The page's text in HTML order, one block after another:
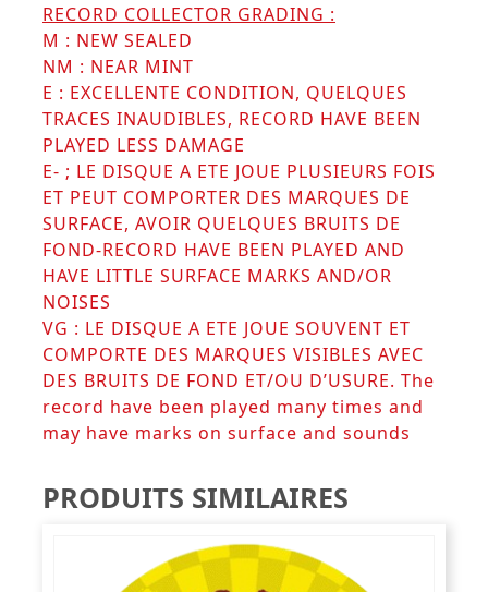
RECORD COLLECTOR GRADING :
M : NEW SEALED
NM : NEAR MINT
E : EXCELLENTE CONDITION, QUELQUES
TRACES INAUDIBLES, RECORD HAVE BEEN
PLAYED LESS DAMAGE
E- ; LE DISQUE A ETE JOUE PLUSIEURS FOIS
ET PEUT COMPORTER DES MARQUES DE
SURFACE, AVOIR QUELQUES BRUITS DE
FOND-RECORD HAVE BEEN PLAYED AND
HAVE LITTLE SURFACE MARKS AND/OR
NOISES
VG : LE DISQUE A ETE JOUE SOUVENT ET
COMPORTE DES MARQUES VISIBLES AVEC
DES BRUITS DE FOND ET/OU D’USURE. The
record have been played many times and
may have marks on surface and sounds
PRODUITS SIMILAIRES